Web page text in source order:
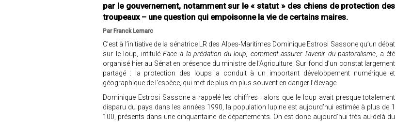
par le gouvernement, notamment sur le « statut » des chiens de protection des
troupeaux – une question qui empoisonne la vie de certains maires.
Par Franck Lemarc
C’est à l’initiative de la sénatrice LR des Alpes-Maritimes Dominique Estrosi Sassone qu’un débat
sur le loup, intituléFace à la prédation du loup, comment assurer l’avenir du pastoralisme , a été
organisé hier au Sénat en présence du ministre de l’Agriculture. Sur fond d’un constat largement
partagé : la protection des loups a conduit à un important développement numérique et
géographique de l’espèce, qui met de plus en plus souvent en danger l’élevage.
Dominique Estrosi Sassone a rappelé les chiffres : alors que le loup avait presque totalement
disparu du pays dans les années 1990, la population lupine est aujourd’hui estimée à plus de 1
100, présents dans une cinquantaine de départements. On est donc aujourd’hui très au-delà du